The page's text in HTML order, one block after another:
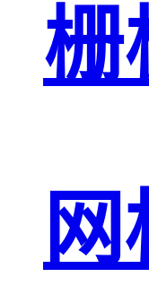
栅